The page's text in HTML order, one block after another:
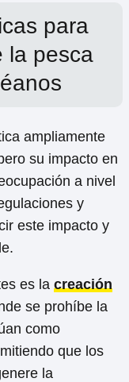
para
la pesca
ampliamente
su impacto en
a nivel
y
este impacto y
es la creación
se prohíbe la
como
que los
la